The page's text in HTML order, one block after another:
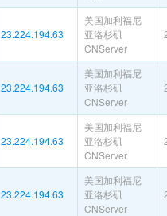
23.224.194.63
美国加利福尼
亚洛杉矶
CNServer
23.224.194.63
美国加利福尼
亚洛杉矶
CNServer
23.224.194.63
美国加利福尼
亚洛杉矶
CNServer
23.224.194.63
美国加利福尼
亚洛杉矶
CNServer